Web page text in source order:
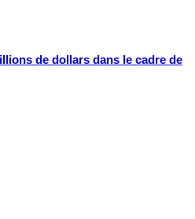
de dollars dans le cadre de